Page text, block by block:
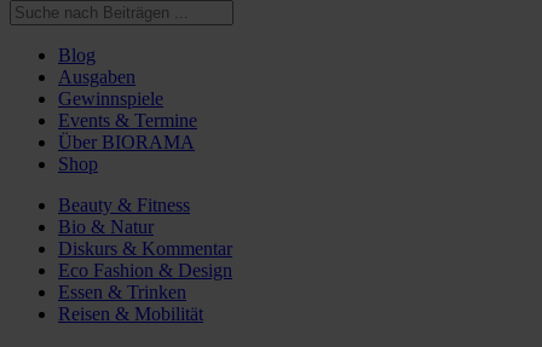
Blog
Ausgaben
Gewinnspiele
Events & Termine
Über BIORAMA
Shop
Beauty & Fitness
Bio & Natur
Diskurs & Kommentar
Eco Fashion & Design
Essen & Trinken
Reisen & Mobilität